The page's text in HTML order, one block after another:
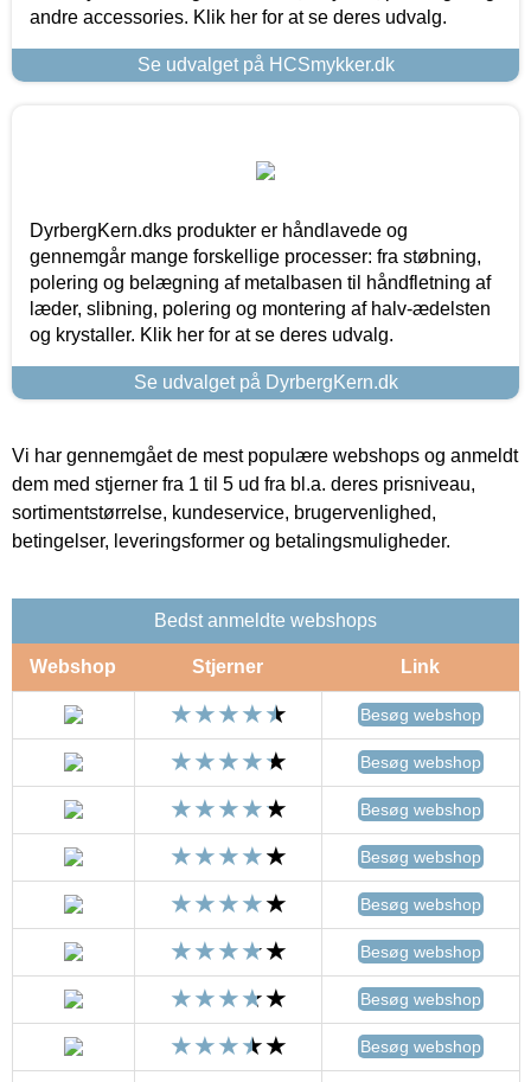
andre accessories. Klik her for at se deres udvalg.
Se udvalget på HCSmykker.dk
DyrbergKern.dks produkter er håndlavede og
gennemgår mange forskellige processer: fra støbning,
polering og belægning af metalbasen til håndfletning af
læder, slibning, polering og montering af halv-ædelsten
og krystaller. Klik her for at se deres udvalg.
Se udvalget på DyrbergKern.dk
Vi har gennemgået de mest populære webshops og anmeldt
dem med stjerner fra 1 til 5 ud fra bl.a. deres prisniveau,
sortimentstørrelse, kundeservice, brugervenlighed,
betingelser, leveringsformer og betalingsmuligheder.
Bedst anmeldte webshops
Webshop Stjerner Link
Besøg webshop
Besøg webshop
Besøg webshop
Besøg webshop
Besøg webshop
Besøg webshop
Besøg webshop
Besøg webshop